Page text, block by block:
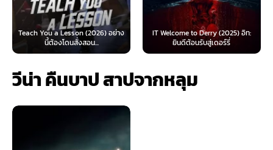
Lesson (2026) อย่าง
IT Welcome to Derry (2025) อิท:
ยินดีต้อนรับสู่เดอร์รี่
Beyond
วีน่า คืนบาป สาปจากหลุม